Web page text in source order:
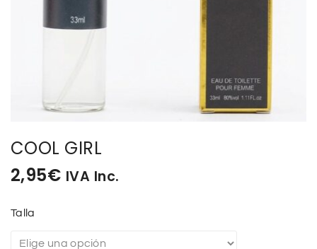
TECNOLOGIA
TARJETAS REGALO
COOL GIRL
2,95€ IVA Inc.
Talla